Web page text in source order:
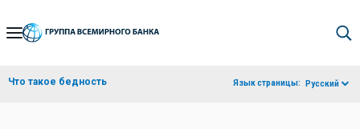
Skip
Navigation
Что такое бедность Язык страницы: Русский